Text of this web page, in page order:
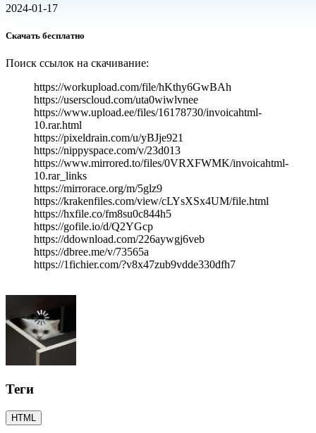
2024-01-17
Скачать бесплатно
Поиск ссылок на скачивание:
https://workupload.com/file/hKthy6GwBAh
https://userscloud.com/uta0wiwlvnee
https://www.upload.ee/files/16178730/invoicahtml-
10.rar.html
https://pixeldrain.com/u/yBJje921
https://nippyspace.com/v/23d013
https://www.mirrored.to/files/0VRXFWMK/invoicahtml-
10.rar_links
https://mirrorace.org/m/5glz9
https://krakenfiles.com/view/cLYsXSx4UM/file.html
https://hxfile.co/fm8su0c844h5
https://gofile.io/d/Q2YGcp
https://ddownload.com/226aywgj6veb
https://dbree.me/v/73565a
https://1fichier.com/?v8x47zub9vdde330dfh7
Теги
HTML